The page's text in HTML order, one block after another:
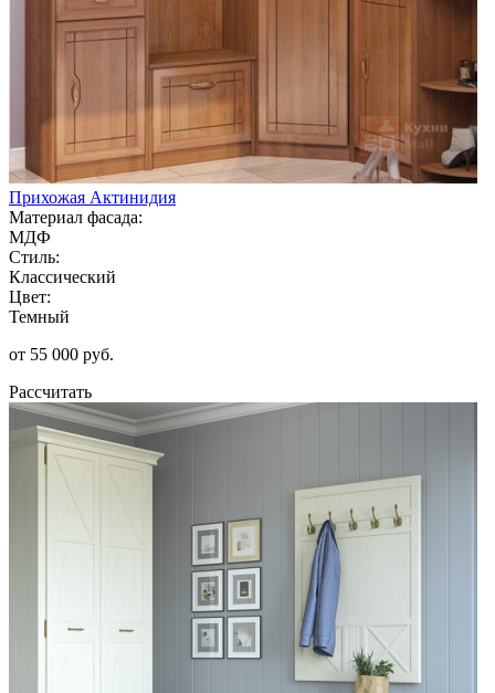
Прихожая Актинидия
Материал фасада:
МДФ
Стиль:
Классический
Цвет:
Темный
от 55 000 руб.
Рассчитать